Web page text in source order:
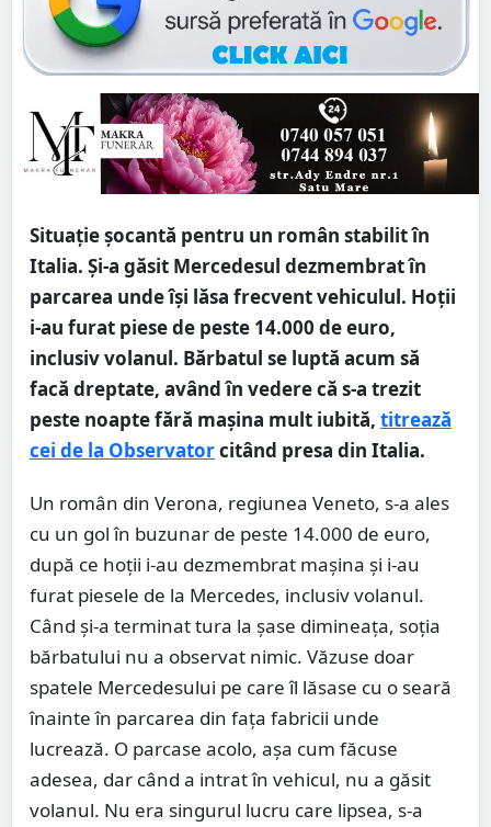
Situaţie şocantă pentru un român stabilit în
Italia. Și-a găsit Mercedesul dezmembrat în
parcarea unde îşi lăsa frecvent vehiculul. Hoţii
i-au furat piese de peste 14.000 de euro,
inclusiv volanul. Bărbatul se luptă acum să
facă dreptate, având în vedere că s-a trezit
peste noapte fără maşina mult iubită, titrează
cei de la Observatorcitând presa din Italia.
Un român din Verona, regiunea Veneto, s-a ales
cu un gol în buzunar de peste 14.000 de euro,
după ce hoții i-au dezmembrat maşina şi i-au
furat piesele de la Mercedes, inclusiv volanul.
Când și-a terminat tura la șase dimineața, soţia
bărbatului nu a observat nimic. Văzuse doar
spatele Mercedesului pe care îl lăsase cu o seară
înainte în parcarea din fața fabricii unde
lucrează. O parcase acolo, așa cum făcuse
adesea, dar când a intrat în vehicul, nu a găsit
volanul. Nu era singurul lucru care lipsea, s-a